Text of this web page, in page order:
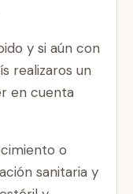
y si aún con
realizaros un
en cuenta
o
sanitaria y